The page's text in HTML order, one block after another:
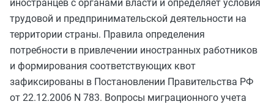
иностранцев с органами власти и определяет условия
трудовой и предпринимательской деятельности на
территории страны. Правила определения
потребности в привлечении иностранных работников
и формирования соответствующих квот
зафиксированы в Постановлении Правительства РФ
от 22.12.2006 N 783. Вопросы миграционного учета